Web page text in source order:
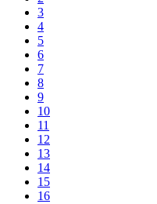
3
4
5
6
7
8
9
10
11
12
13
14
15
16